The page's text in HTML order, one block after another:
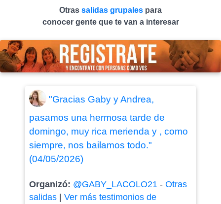
Otras salidas grupales para
conocer gente que te van a interesar
"Gracias Gaby y Andrea,
pasamos una hermosa tarde de
domingo, muy rica merienda y , como
siempre, nos bailamos todo."
(04/05/2026)
Organizó: @GABY_LACOLO21 - Otras
salidas| Ver más testimonios de